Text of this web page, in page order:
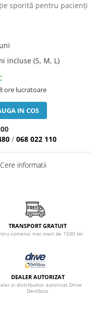
sporită pentru pacienți
incluse (S, M, L)
ore lucratoare
IN COS
/ 068 022 110
informatii
TRANSPORT GRATUIT
comenzi mai mari de 1500 lei
DEALER AUTORIZAT
si distribuitor autorizat Drive
Devilbiss